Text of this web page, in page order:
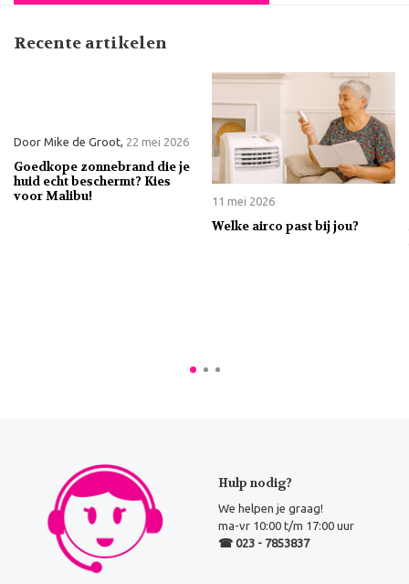
Recente artikelen
Door Mike de Groot, 22 mei 2026
Goedkope zonnebrand die je
huid echt beschermt? Kies
voor Malibu!
11 mei 2026
Welke airco past bij jou?
Hulp nodig?
We helpen je graag!
ma-vr 10:00 t/m 17:00 uur
☎ 023 - 7853837